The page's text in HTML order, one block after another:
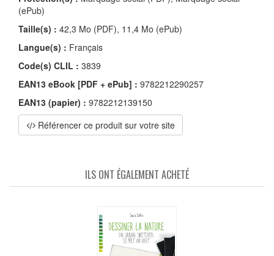
(ePub)
Taille(s) : 42,3 Mo (PDF), 11,4 Mo (ePub)
Langue(s) : Français
Code(s) CLIL : 3839
EAN13 eBook [PDF + ePub] : 9782212290257
EAN13 (papier) : 9782212139150
Référencer ce produit sur votre site
ILS ONT ÉGALEMENT ACHETÉ